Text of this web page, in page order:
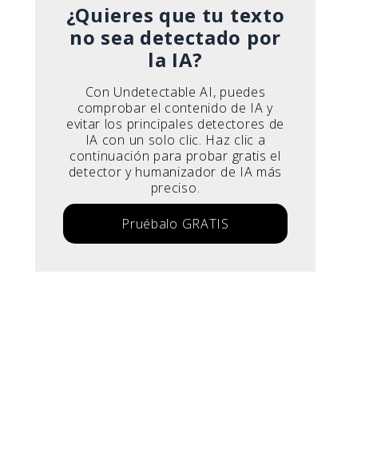
¿Quieres que tu texto
no sea detectado por
la IA?
Con Undetectable AI, puedes
comprobar el contenido de IA y
evitar los principales detectores de
IA con un solo clic. Haz clic a
continuación para probar gratis el
detector y humanizador de IA más
preciso.
Pruébalo GRATIS